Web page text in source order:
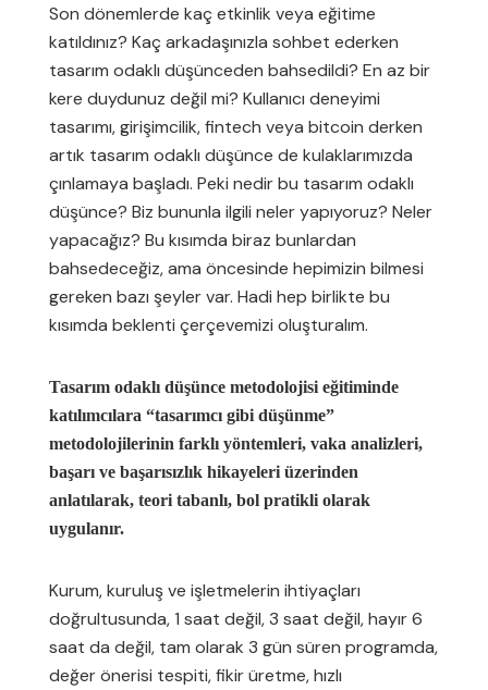
Son dönemlerde kaç etkinlik veya eğitime
katıldınız? Kaç arkadaşınızla sohbet ederken
tasarım odaklı düşünceden bahsedildi? En az bir
kere duydunuz değil mi? Kullanıcı deneyimi
tasarımı, girişimcilik, fintech veya bitcoin derken
artık tasarım odaklı düşünce de kulaklarımızda
çınlamaya başladı. Peki nedir bu tasarım odaklı
düşünce? Biz bununla ilgili neler yapıyoruz? Neler
yapacağız? Bu kısımda biraz bunlardan
bahsedeceğiz, ama öncesinde hepimizin bilmesi
gereken bazı şeyler var. Hadi hep birlikte bu
kısımda beklenti çerçevemizi oluşturalım.
Tasarım odaklı düşünce metodolojisi eğitiminde
katılımcılara “tasarımcı gibi düşünme”
metodolojilerinin farklı yöntemleri, vaka analizleri,
başarı ve başarısızlık hikayeleri üzerinden
anlatılarak, teori tabanlı, bol pratikli olarak
uygulanır.
Kurum, kuruluş ve işletmelerin ihtiyaçları
doğrultusunda, 1 saat değil, 3 saat değil, hayır 6
saat da değil, tam olarak 3 gün süren programda,
değer önerisi tespiti, fikir üretme, hızlı